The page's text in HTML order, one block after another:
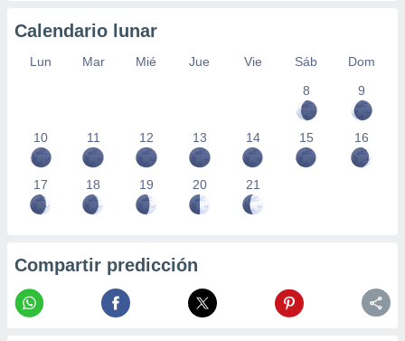
Calendario lunar
Lun Mar Mié Jue Vie Sáb
Dom
8
9
10 11 12 13 14 15 16
17 18 19 20 21
Compartir predicción